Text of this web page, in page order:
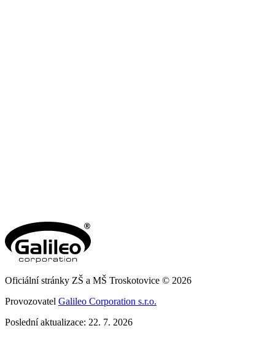
Oficiální stránky ZŠ a MŠ Troskotovice © 2026
Provozovatel Galileo Corporation s.r.o.
Poslední aktualizace: 22. 7. 2026